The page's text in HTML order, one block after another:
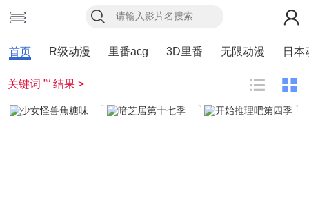
首页 R级动漫 里番acg 3D里番 无限动漫 日本
关键词 ”“ 结果 >